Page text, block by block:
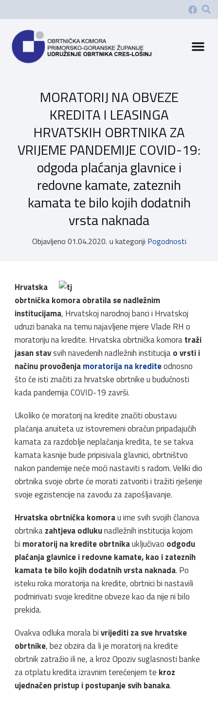
MORATORIJ NA OBVEZE
KREDITA I LEASINGA
HRVATSKIH OBRTNIKA ZA
VRIJEME PANDEMIJE COVID-19:
odgoda plaćanja glavnice i
redovne kamate, zateznih
kamata te bilo kojih dodatnih
vrsta naknada
Objavljeno 01.04.2020. u kategoriji Pogodnosti
Hrvatska
obrtnička komoraobratila se nadležnim
institucijama, Hrvatskoj narodnoj banci i Hrvatskoj
udruzi banaka na temu najavljene mjere Vlade RH o
moratoriju na kredite. Hrvatska obrtnička komoratraži
jasan stavsvih navedenih nadležnih institucijao vrsti i
načinu provođenjamoratorija na krediteodnosno
što će isti značiti za hrvatske obrtnike u budućnosti
kada pandemija COVID-19 završi.
Ukoliko će moratorij na kredite značiti obustavu
plaćanja anuiteta uz istovremeni obračun pripadajućih
kamata za razdoblje neplaćanja kredita, te se takva
kamata kasnije bude pripisivala glavnici, obrtništvo
nakon pandemije neće moći nastaviti s radom. Veliki dio
obrtnika svoje obrte će morati zatvoriti i tražiti rješenje
svoje egzistencije na zavodu za zapošljavanje.
Hrvatska obrtnička komorau ime svih svojih članova
obrtnikazahtjeva odlukunadležnih institucija kojom
bi moratorij na kredite obrtnikauključivao odgodu
plaćanja glavnice i redovne kamate, kao i zateznih
kamata te bilo kojih dodatnih vrsta naknada. Po
isteku roka moratorija na kredite, obrtnici bi nastavili
podmirivati svoje kreditne obveze kao da nije ni bilo
prekida.
Ovakva odluka morala bivrijediti za sve hrvatske
obrtnike, bez obzira da li je moratorij na kredite
obrtnik zatražio ili ne, a kroz Opoziv suglasnosti banke
za otplatu kredita izravnim terećenjem te kroz
ujednačen pristup i postupanje svih banaka.